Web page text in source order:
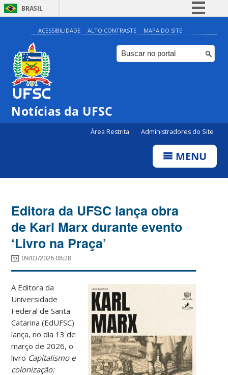
BRASIL
Simplifique!
Comunica BR
Participe
ACESSIBILIDADE ALTO CONTRASTE MAPA DO SITE
Notícias da UFSC
Área Restrita Administradores do Site
MENU
Editora da UFSC lança obra
de Karl Marx durante evento
‘Livro na Praça’
09/03/2026 08:28
A Editora da
Universidade
Federal de Santa
Catarina (EdUFSC)
lança, no dia 13 de
março de 2026, o
livro Capitalismo e
colonização: